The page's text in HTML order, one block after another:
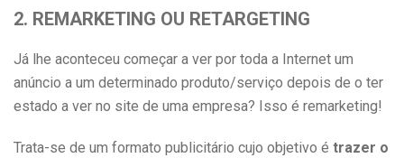
2. REMARKETING OU RETARGETING
Já lhe aconteceu começar a ver por toda a Internet um
anúncio a um determinado produto/serviço depois de o ter
estado a ver no site de uma empresa? Isso é remarketing!
Trata-se de um formato publicitário cujo objetivo é trazer o